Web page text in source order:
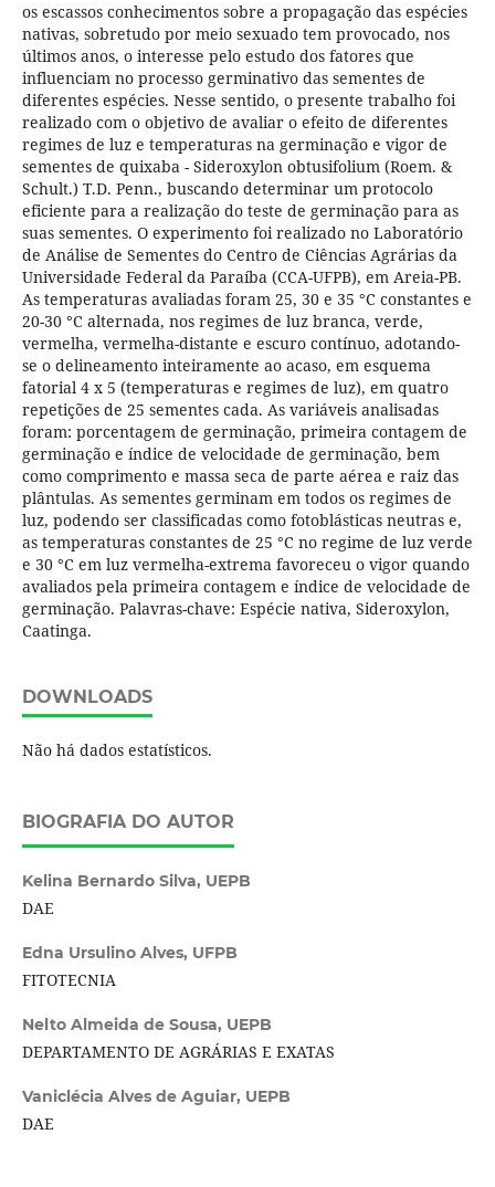
os escassos conhecimentos sobre a propagação das espécies
nativas, sobretudo por meio sexuado tem provocado, nos
últimos anos, o interesse pelo estudo dos fatores que
influenciam no processo germinativo das sementes de
diferentes espécies. Nesse sentido, o presente trabalho foi
realizado com o objetivo de avaliar o efeito de diferentes
regimes de luz e temperaturas na germinação e vigor de
sementes de quixaba - Sideroxylon obtusifolium (Roem. &
Schult.) T.D. Penn., buscando determinar um protocolo
eficiente para a realização do teste de germinação para as
suas sementes. O experimento foi realizado no Laboratório
de Análise de Sementes do Centro de Ciências Agrárias da
Universidade Federal da Paraíba (CCA-UFPB), em Areia-PB.
As temperaturas avaliadas foram 25, 30 e 35 °C constantes e
20-30 °C alternada, nos regimes de luz branca, verde,
vermelha, vermelha-distante e escuro contínuo, adotando-
se o delineamento inteiramente ao acaso, em esquema
fatorial 4 x 5 (temperaturas e regimes de luz), em quatro
repetições de 25 sementes cada. As variáveis analisadas
foram: porcentagem de germinação, primeira contagem de
germinação e índice de velocidade de germinação, bem
como comprimento e massa seca de parte aérea e raiz das
plântulas. As sementes germinam em todos os regimes de
luz, podendo ser classificadas como fotoblásticas neutras e,
as temperaturas constantes de 25 °C no regime de luz verde
e 30 °C em luz vermelha-extrema favoreceu o vigor quando
avaliados pela primeira contagem e índice de velocidade de
germinação. Palavras-chave: Espécie nativa, Sideroxylon,
Caatinga.
DOWNLOADS
Não há dados estatísticos.
BIOGRAFIA DO AUTOR
Kelina Bernardo Silva, UEPB
DAE
Edna Ursulino Alves, UFPB
FITOTECNIA
Nelto Almeida de Sousa, UEPB
DEPARTAMENTO DE AGRÁRIAS E EXATAS
Vaniclécia Alves de Aguiar, UEPB
DAE